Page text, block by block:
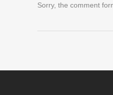
Sorry, the comment